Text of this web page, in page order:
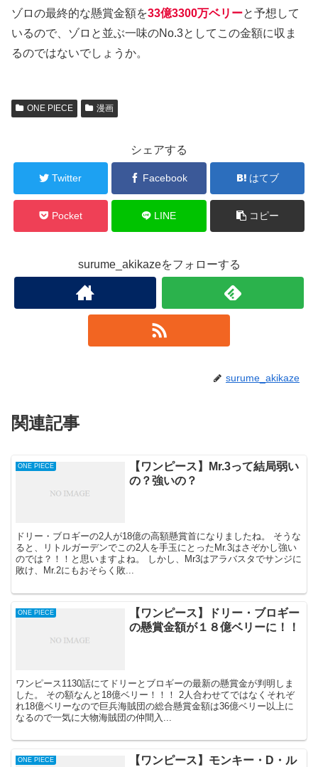
ゾロの最終的な懸賞金額を33億3300万ベリーと予想して
いるので、ゾロと並ぶ一味のNo.3としてこの金額に収ま
るのではないでしょうか。
ONE PIECE 漫画
シェアする
Twitter Facebook はてブ
Pocket LINE コピー
surume_akikazeをフォローする
surume_akikaze
関連記事
ONE PIECE
【ワンピース】Mr.3って結局弱い
の？強いの？
ドリー・ブロギーの2人が18億の高額懸賞首になりましたね。 そうな
ると、リトルガーデンでこの2人を手玉にとったMr.3はさぞかし強い
のでは？！！と思いますよね。 しかし、Mr3はアラバスタでサンジに
敗け、Mr.2にもおそらく敗...
ONE PIECE
【ワンピース】ドリー・ブロギー
の懸賞金額が１８億ベリーに！！
ワンピース1130話にてドリーとブロギーの最新の懸賞金が判明しま
した。 その額なんと18億ベリー！！！ 2人合わせてではなくそれぞ
れ18億ベリーなので巨兵海賊団の総合懸賞金額は36億ベリー以上に
なるので一気に大物海賊団の仲間入...
ONE PIECE
【ワンピース】モンキー・D・ル